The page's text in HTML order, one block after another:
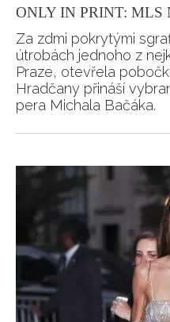
ONLY IN PRINT: MLS
Za zdmi pokrytými
útrobách jednoho z
Praze, otevřela
Hradčany přináší
pera Michala Bačáka.